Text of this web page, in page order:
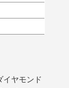
イヤモンド